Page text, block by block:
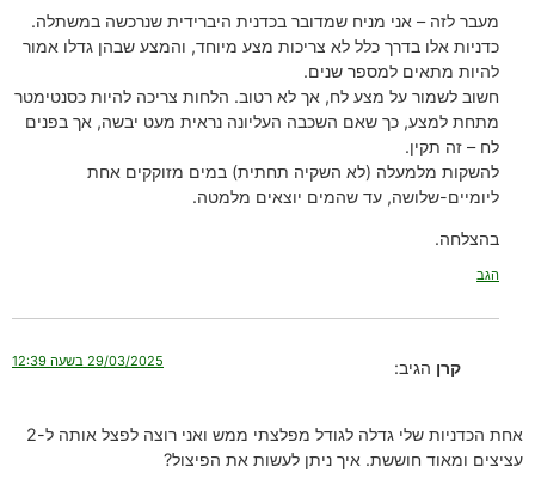
מעבר לזה – אני מניח שמדובר בכדנית היברידית שנרכשה במשתלה.
כדניות אלו בדרך כלל לא צריכות מצע מיוחד, והמצע שבהן גדלו אמור
להיות מתאים למספר שנים.
חשוב לשמור על מצע לח, אך לא רטוב. הלחות צריכה להיות כסנטימטר
מתחת למצע, כך שאם השכבה העליונה נראית מעט יבשה, אך בפנים
לח – זה תקין.
להשקות מלמעלה (לא השקיה תחתית) במים מזוקקים אחת
ליומיים-שלושה, עד שהמים יוצאים מלמטה.
בהצלחה.
הגב
קרן הגיב: 29/03/2025 בשעה 12:39
אחת הכדניות שלי גדלה לגודל מפלצתי ממש ואני רוצה לפצל אותה ל-2
עציצים ומאוד חוששת. איך ניתן לעשות את הפיצול?